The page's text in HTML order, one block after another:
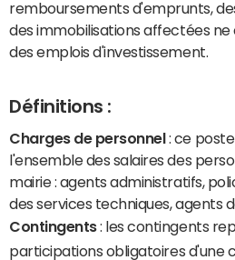
remboursements d'emprunts,
des immobilisations affectées
des emplois d'investissement.
Définitions :
Charges de personnel : ce
l'ensemble des salaires des
mairie : agents administratifs,
des services techniques, agents
Contingents: les contingents
participations obligatoires d'une